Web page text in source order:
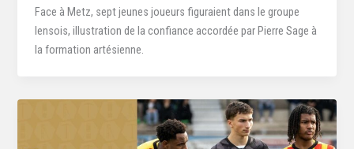
Face à Metz, sept jeunes joueurs figuraient dans le groupe
lensois, illustration de la confiance accordée par Pierre Sage à
la formation artésienne.